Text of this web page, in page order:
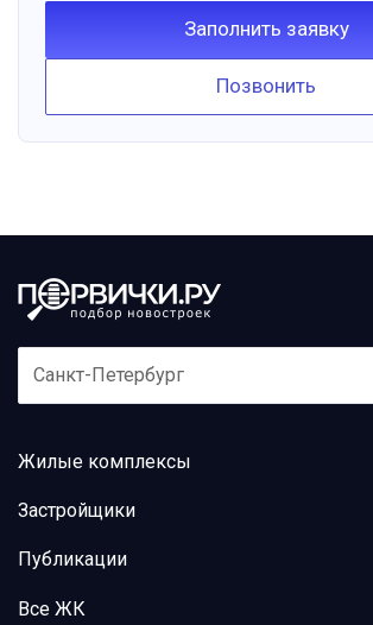
Заполнить заявку
Позвонить
Санкт-Петербург
Жилые комплексы
Застройщики
Публикации
Все ЖК